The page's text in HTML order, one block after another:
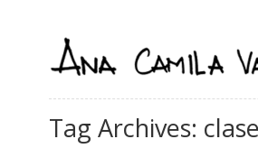
Tag Archives: